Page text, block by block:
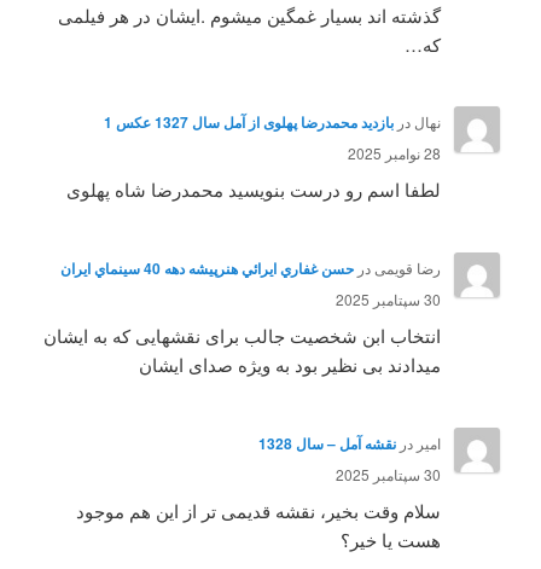
گذشته اند بسیار غمگین میشوم .ایشان در هر فیلمی
که…
نهال در بازدید محمدرضا پهلوی از آمل سال 1327 عکس 1
28 نوامبر 2025
لطفا اسم رو درست بنویسید محمدرضا شاه پهلوی
رضا قویمی در حسن غفاري ايرائي هنرپيشه دهه 40 سينماي ايران
30 سپتامبر 2025
انتخاب ابن شخصیت جالب برای نقشهایی که به ایشان
میدادند بی نظیر بود به ویژه صدای ایشان
امیر در نقشه آمل – سال 1328
30 سپتامبر 2025
سلام وقت بخیر، نقشه قدیمی تر از این هم موجود
هست یا خیر؟